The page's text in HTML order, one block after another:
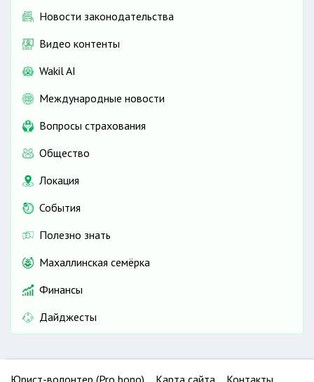
Новости законодательства
Видео контенты
Wakil AI
Международные новости
Вопросы страхования
Общество
Локация
События
Полезно знать
Махаллинская семёрка
Финансы
Дайджесты